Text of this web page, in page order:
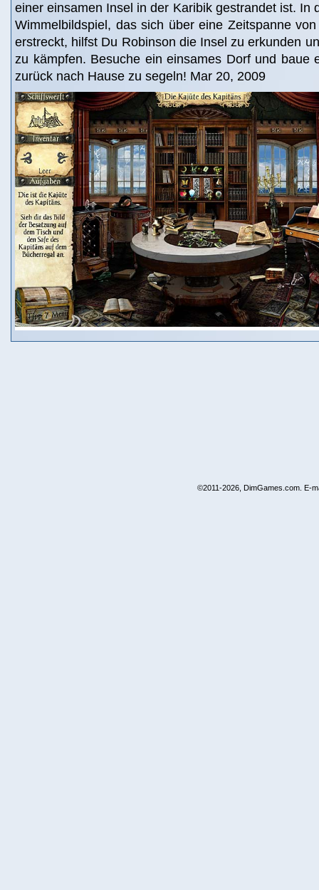
einer einsamen Insel in der Karibik gestrandet ist. In
Wimmelbildspiel, das sich über eine Zeitspanne
erstreckt, hilfst Du Robinson die Insel zu erkunden
zu kämpfen. Besuche ein einsames Dorf und baue
zurück nach Hause zu segeln! Mar 20, 2009
©2011-2026, DimGames.com. E-